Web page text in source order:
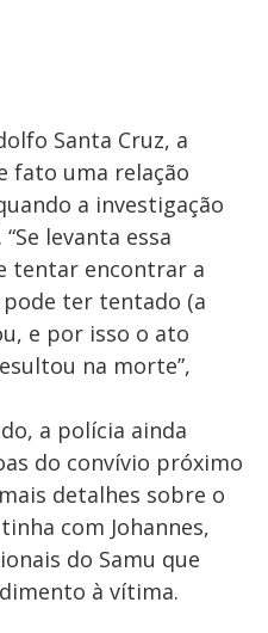
Santa Cruz, a
fato uma relação
a investigação
levanta essa
tentar encontrar a
ter tentado (a
e por isso o ato
na morte”,
a polícia ainda
do convívio próximo
detalhes sobre o
com Johannes,
do Samu que
à vítima.